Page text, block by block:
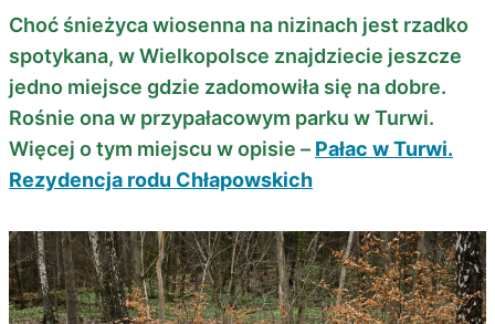
Choć śnieżyca wiosenna na nizinach jest rzadko
spotykana, w Wielkopolsce znajdziecie jeszcze
jedno miejsce gdzie zadomowiła się na dobre.
Rośnie ona w przypałacowym parku w Turwi.
Więcej o tym miejscu w opisie – Pałac w Turwi.
Rezydencja rodu Chłapowskich